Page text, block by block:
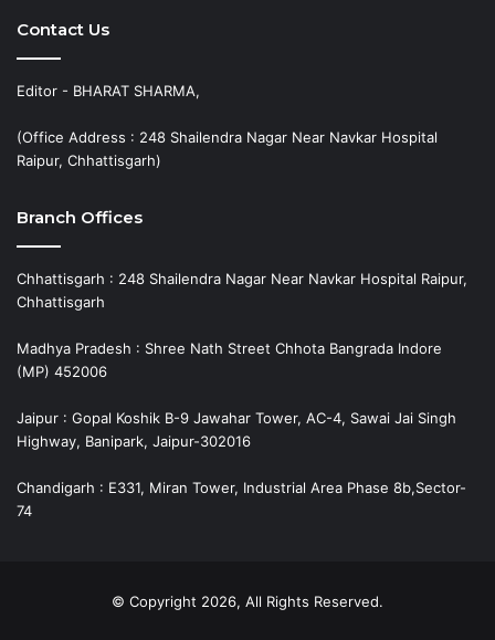
Contact Us
Editor - BHARAT SHARMA,
(Office Address : 248 Shailendra Nagar Near Navkar Hospital
Raipur, Chhattisgarh)
Branch Offices
Chhattisgarh : 248 Shailendra Nagar Near Navkar Hospital Raipur,
Chhattisgarh
Madhya Pradesh : Shree Nath Street Chhota Bangrada Indore
(MP) 452006
Jaipur : Gopal Koshik B-9 Jawahar Tower, AC-4, Sawai Jai Singh
Highway, Banipark, Jaipur-302016
Chandigarh : E331, Miran Tower, Industrial Area Phase 8b,Sector-
74
© Copyright 2026, All Rights Reserved.